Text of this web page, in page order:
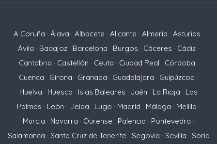
A Coruña · Álava · Albacete · Alicante · Almería · Asturias ·
Ávila · Badajoz · Barcelona · Burgos · Cáceres · Cádiz ·
Cantabria · Castellón · Ceuta · Ciudad Real · Córdoba ·
Cuenca · Girona · Granada · Guadalajara · Guipúzcoa ·
Huelva · Huesca · Islas Baleares · Jaén · La Rioja · Las
Palmas · León · Lleida · Lugo · Madrid · Málaga · Melilla ·
Murcia · Navarra · Ourense · Palencia · Pontevedra ·
Salamanca · Santa Cruz de Tenerife · Segovia · Sevilla · Soria